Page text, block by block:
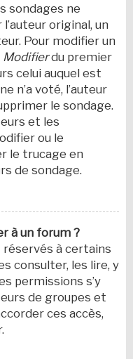
sondages ne
original, un
Pour modifier un
Modifierdu premier
celui auquel est
n’a voté, l’auteur
le sondage.
et les
ou le
le trucage en
de sondage.
à un forum ?
à certains
consulter, les lire, y
permissions s’y
de groupes et
ces accès,